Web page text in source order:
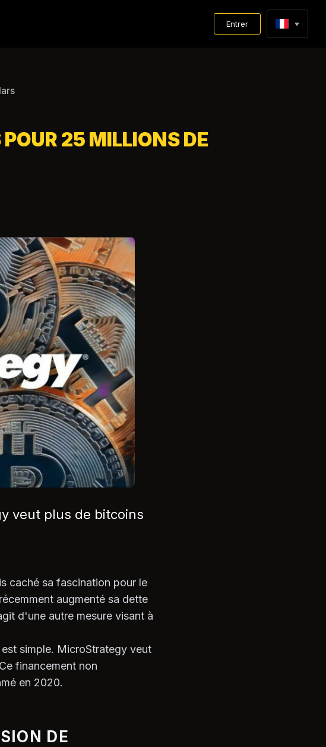
Entrer
25 MILLIONS DE
veut plus de bitcoins
caché sa fascination pour le
augmenté sa dette
d'une autre mesure visant à
simple. MicroStrategy veut
financement non
en 2020.
DE